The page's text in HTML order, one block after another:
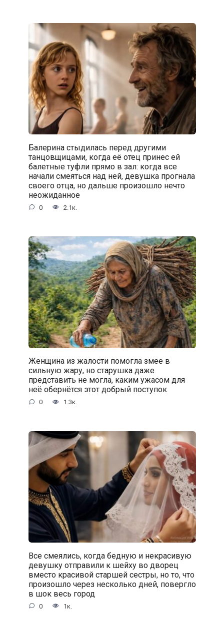
Балерина стыдилась перед другими
танцовщицами, когда её отец принес ей
балетные туфли прямо в зал: когда все
начали смеяться над ней, девушка прогнала
своего отца, но дальше произошло нечто
неожиданное
0 2.1к.
Женщина из жалости помогла змее в
сильную жару, но старушка даже
представить не могла, каким ужасом для
неё обернётся этот добрый поступок
0 1.3к.
Все смеялись, когда бедную и некрасивую
девушку отправили к шейху во дворец
вместо красивой старшей сестры, но то, что
произошло через несколько дней, повергло
в шок весь город
0 1к.